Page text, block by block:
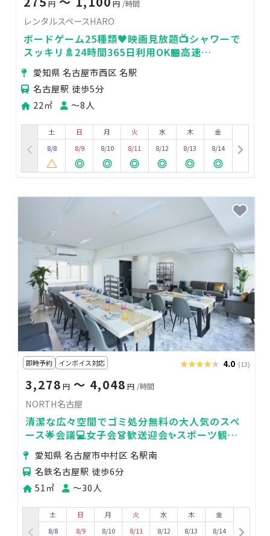
円 円 /時間
レンタルスペースHARO
ボードゲーム25種類♥️映画見放題📺シャワーで
スッキリ🚿24時間365日利用OK🏪高速
Wifi✨BRUNO飲み会🍺
愛知県 名古屋市西区 名駅
名古屋駅 徒歩5分
22㎡
〜8人
土
8/8
日
8/9
月
8/10
火
8/11
水
8/12
木
8/13
金
8/14
即時予約 インボイス対応 ★★★★★
★★★★★ 4.0 (13)
3,278 円〜 4,048 円 /時間
NORTH名古屋
清潔な広々空間でゴミ処分無料の大人気のスペ
ース🌟会議💻女子会👗歓送迎会✨スポーツ観戦
⚽️などに
愛知県 名古屋市中村区 名駅南
名鉄名古屋駅 徒歩6分
51㎡
〜30人
土
8/8
日
8/9
月
8/10
火
8/11
水
8/12
木
8/13
金
8/14